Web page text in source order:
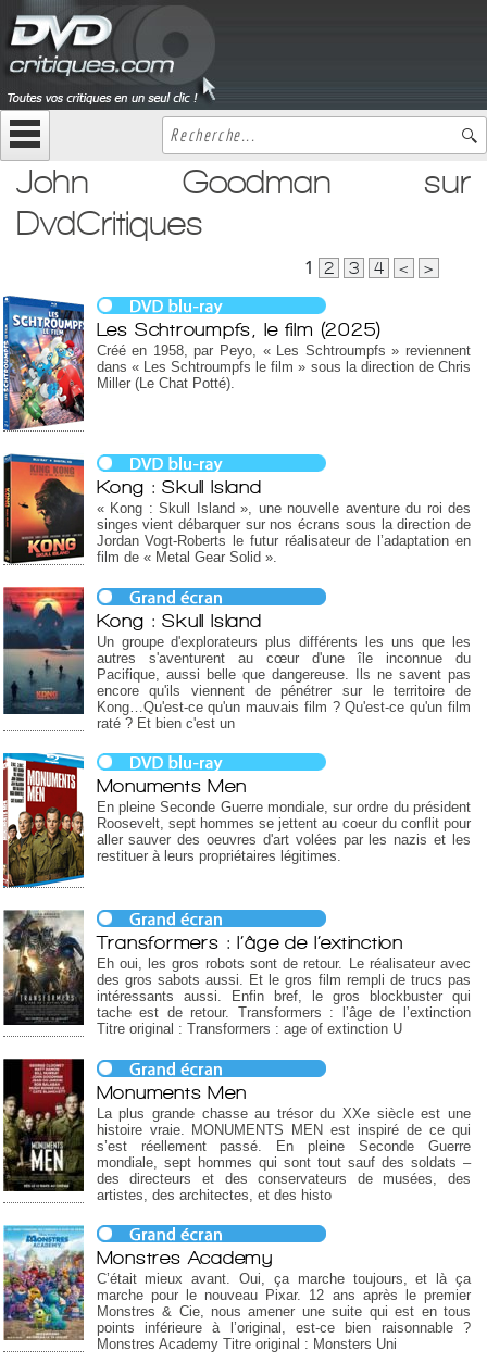
John Goodman sur
DvdCritiques
1 2 3 4 < >
Les Schtroumpfs, le film (2025)
Créé en 1958, par Peyo, « Les Schtroumpfs » reviennent
dans « Les Schtroumpfs le film » sous la direction de Chris
Miller (Le Chat Potté).
Kong : Skull Island
« Kong : Skull Island », une nouvelle aventure du roi des
singes vient débarquer sur nos écrans sous la direction de
Jordan Vogt-Roberts le futur réalisateur de l’adaptation en
film de « Metal Gear Solid ».
Kong : Skull Island
Un groupe d'explorateurs plus différents les uns que les
autres s'aventurent au cœur d'une île inconnue du
Pacifique, aussi belle que dangereuse. Ils ne savent pas
encore qu'ils viennent de pénétrer sur le territoire de
Kong…Qu'est-ce qu'un mauvais film ? Qu'est-ce qu'un film
raté ? Et bien c'est un
Monuments Men
En pleine Seconde Guerre mondiale, sur ordre du président
Roosevelt, sept hommes se jettent au coeur du conflit pour
aller sauver des oeuvres d'art volées par les nazis et les
restituer à leurs propriétaires légitimes.
Transformers : l’âge de l’extinction
Eh oui, les gros robots sont de retour. Le réalisateur avec
des gros sabots aussi. Et le gros film rempli de trucs pas
intéressants aussi. Enfin bref, le gros blockbuster qui
tache est de retour. Transformers : l’âge de l’extinction
Titre original : Transformers : age of extinction U
Monuments Men
La plus grande chasse au trésor du XXe siècle est une
histoire vraie. MONUMENTS MEN est inspiré de ce qui
s’est réellement passé. En pleine Seconde Guerre
mondiale, sept hommes qui sont tout sauf des soldats –
des directeurs et des conservateurs de musées, des
artistes, des architectes, et des histo
Monstres Academy
C’était mieux avant. Oui, ça marche toujours, et là ça
marche pour le nouveau Pixar. 12 ans après le premier
Monstres & Cie, nous amener une suite qui est en tous
points inférieure à l’original, est-ce bien raisonnable ?
Monstres Academy Titre original : Monsters Uni